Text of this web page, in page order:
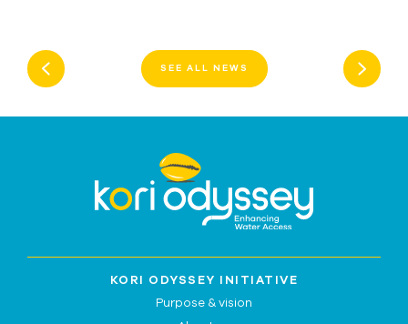
SEE ALL NEWS
KORI ODYSSEY INITIATIVE
Purpose & vision